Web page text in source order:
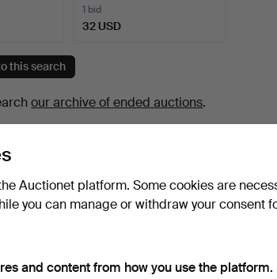
1 bid
32 USD
this search
our archive of ended auctions.
Auctionet platform. Some cookies are
you can manage or withdraw your consent
and content from how you use the platform.